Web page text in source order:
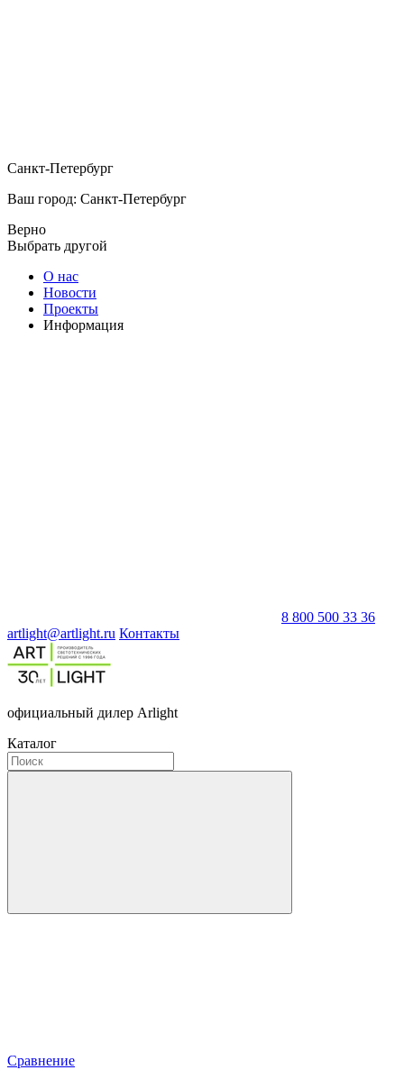
Санкт-Петербург
Ваш город: Санкт-Петербург
Верно
Выбрать другой
О нас
Новости
Проекты
Информация
8 800 500 33 36
artlight@artlight.ru Контакты
официальный дилер Arlight
Каталог
Сравнение